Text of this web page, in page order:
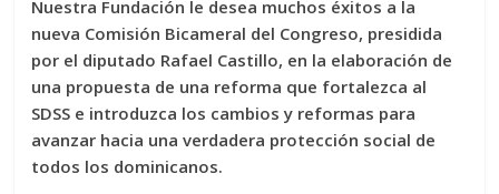
Nuestra Fundación le desea muchos éxitos a la
nueva Comisión Bicameral del Congreso, presidida
por el diputado Rafael Castillo, en la elaboración de
una propuesta de una reforma que fortalezca al
SDSS e introduzca los cambios y reformas para
avanzar hacia una verdadera protección social de
todos los dominicanos.